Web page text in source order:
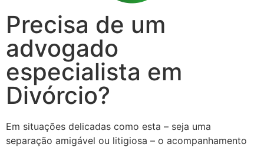
Precisa de um
advogado
especialista em
Divórcio?
Em situações delicadas como esta – seja uma
separação amigável ou litigiosa – o acompanhamento